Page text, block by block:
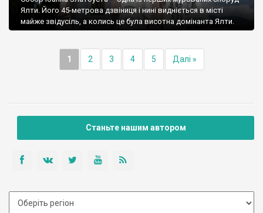
Ялти. Його 45-метрова дзвіниця і нині видніється в місті
майже звідусіль, а колись це була висотна домінанта Ялти.
1 2 3 4 5 Далі »
Станьте нашим автором